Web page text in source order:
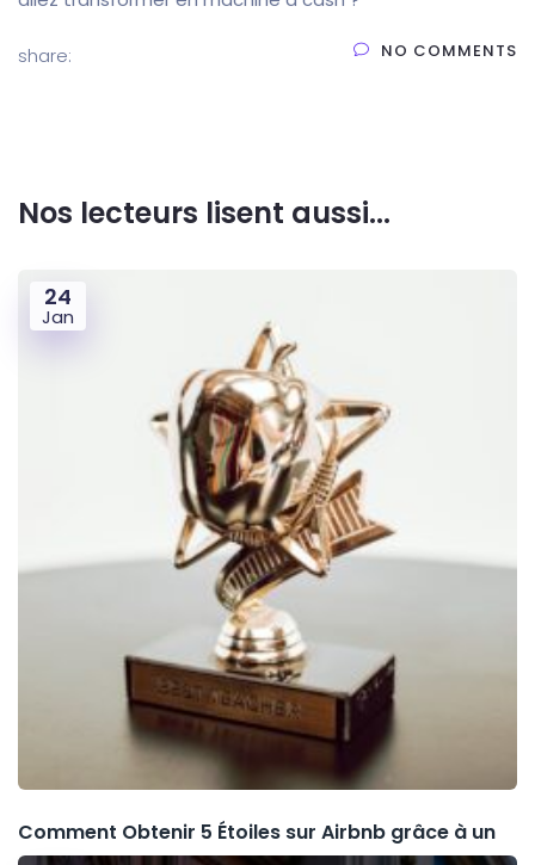
share: NO COMMENTS
Nos lecteurs lisent aussi...
24
Jan
Comment Obtenir 5 Étoiles sur Airbnb grâce à un